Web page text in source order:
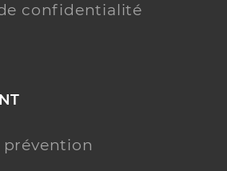
confidentialité